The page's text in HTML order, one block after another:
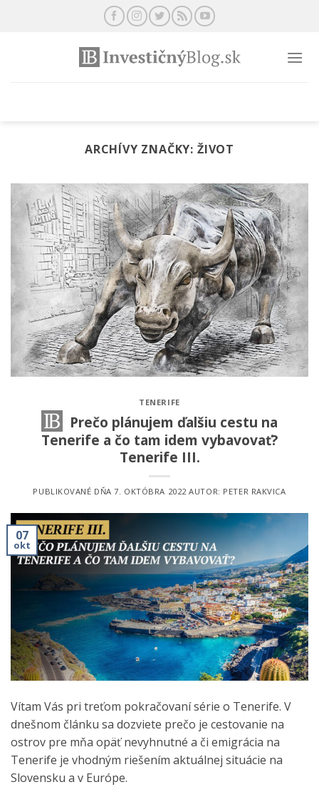
ARCHÍVY ZNAČKY: ŽIVOT
TENERIFE
Prečo plánujem ďalšiu cestu na
Tenerife a čo tam idem vybavovať?
Tenerife III.
PUBLIKOVANÉ DŇA7. OKTÓBRA 2022 AUTOR: PETER RAKVICA
07
okt
Vítam Vás pri treťom pokračovaní série o Tenerife. V
dnešnom článku sa dozviete prečo je cestovanie na
ostrov pre mňa opäť nevyhnutné a či emigrácia na
Tenerife je vhodným riešením aktuálnej situácie na
Slovensku a v Európe.